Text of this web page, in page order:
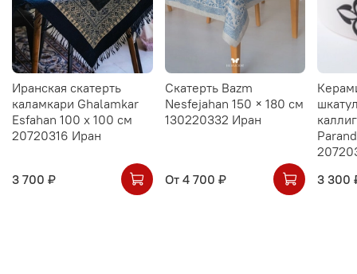
Иранская скатерть
каламкари Ghalamkar
Esfahan 100 х 100 см
20720316 Иран
3 700 ₽
Скатерть Bazm
Nesfejahan 150 × 180 см
130220332 Иран
От 4 700 ₽
3 300